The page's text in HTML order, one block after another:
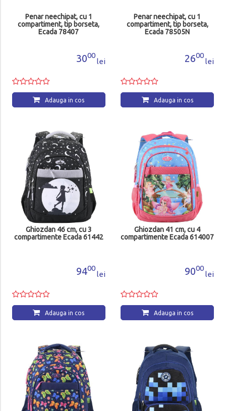
Penar neechipat, cu 1
compartiment, tip borseta,
Ecada 78407
3000
lei
Adauga in cos
Penar neechipat, cu 1
compartiment, tip borseta,
Ecada 78505N
2600
lei
Adauga in cos
Ghiozdan 46 cm, cu 3
compartimente Ecada 61442
9400
lei
Adauga in cos
Ghiozdan 41 cm, cu 4
compartimente Ecada 614007
9000
lei
Adauga in cos